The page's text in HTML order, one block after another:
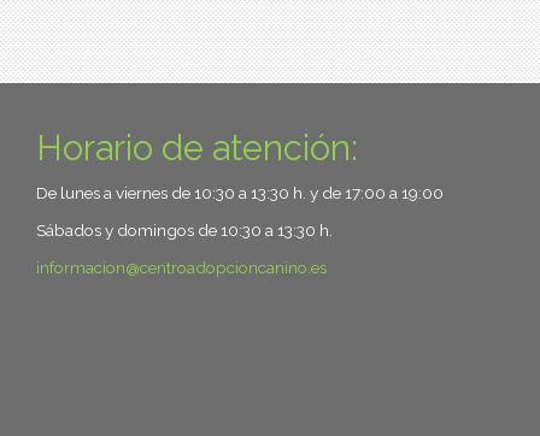
Horario de atención:
De lunes a viernes de 10:30 a 13:30 h. y de 17:00 a 19:00
Sábados y domingos de 10:30 a 13:30 h.
informacion
centroadopcioncanino.es